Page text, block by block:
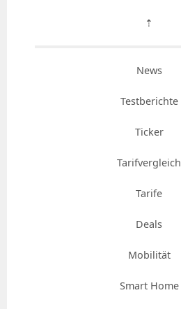
⇡
News
Testberichte
Ticker
Tarifvergleich
Tarife
Deals
Mobilität
Smart Home